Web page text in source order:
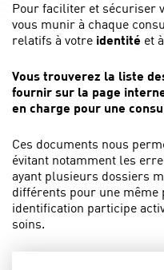
Pour faciliter et sécuriser
vous munir à chaque
relatifs à votre identité et
Vous trouverez la liste
fournir sur la page
en charge pour une
Ces documents nous
évitant notamment les
ayant plusieurs dossiers
différents pour une même
identification participe
soins.